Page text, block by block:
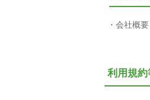
会社概要
利用規約